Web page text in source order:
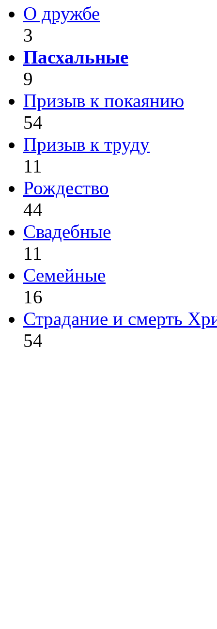
О дружбе
3
Пасхальные
9
Призыв к покаянию
54
Призыв к труду
11
Рождество
44
Свадебные
11
Семейные
16
Страдание и смерть
54